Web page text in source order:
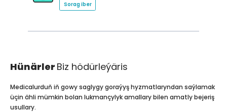
Sorag iber
Hünärler Biz hödürleýäris
Medicalurduň iň gowy saglygy goraýyş hyzmatlaryndan saýlamak
üçin ähli mümkin bolan lukmançylyk amallary bilen amatly bejeriş
usullary.